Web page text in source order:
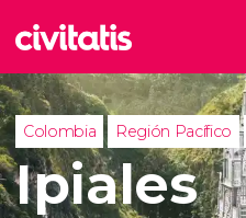
Colombia Región Pacífico
Ipiales